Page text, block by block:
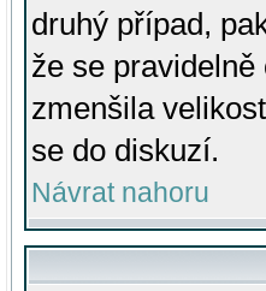
druhý případ,
že se
zmenšila
se do diskuzí.
Návrat nahoru